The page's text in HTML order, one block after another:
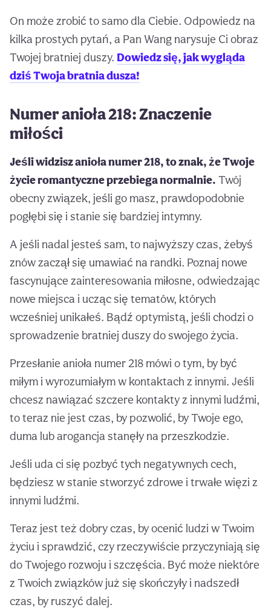
On może zrobić to samo dla Ciebie. Odpowiedz na
kilka prostych pytań, a Pan Wang narysuje Ci obraz
Twojej bratniej duszy. Dowiedz się, jak wygląda
dziś Twoja bratnia dusza!
Numer anioła 218: Znaczenie
miłości
Jeśli widzisz anioła numer 218, to znak, że Twoje
życie romantyczne przebiega normalnie. Twój
obecny związek, jeśli go masz, prawdopodobnie
pogłębi się i stanie się bardziej intymny.
A jeśli nadal jesteś sam, to najwyższy czas, żebyś
znów zaczął się umawiać na randki. Poznaj nowe
fascynujące zainteresowania miłosne, odwiedzając
nowe miejsca i ucząc się tematów, których
wcześniej unikałeś. Bądź optymistą, jeśli chodzi o
sprowadzenie bratniej duszy do swojego życia.
Przesłanie anioła numer 218 mówi o tym, by być
miłym i wyrozumiałym w kontaktach z innymi. Jeśli
chcesz nawiązać szczere kontakty z innymi ludźmi,
to teraz nie jest czas, by pozwolić, by Twoje ego,
duma lub arogancja stanęły na przeszkodzie.
Jeśli uda ci się pozbyć tych negatywnych cech,
będziesz w stanie stworzyć zdrowe i trwałe więzi z
innymi ludźmi.
Teraz jest też dobry czas, by ocenić ludzi w Twoim
życiu i sprawdzić, czy rzeczywiście przyczyniają się
do Twojego rozwoju i szczęścia. Być może niektóre
z Twoich związków już się skończyły i nadszedł
czas, by ruszyć dalej.